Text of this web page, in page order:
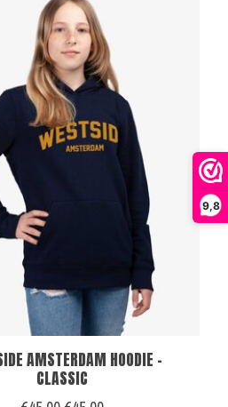
9,8
AMSTERDAM HOODIE -
CLASSIC